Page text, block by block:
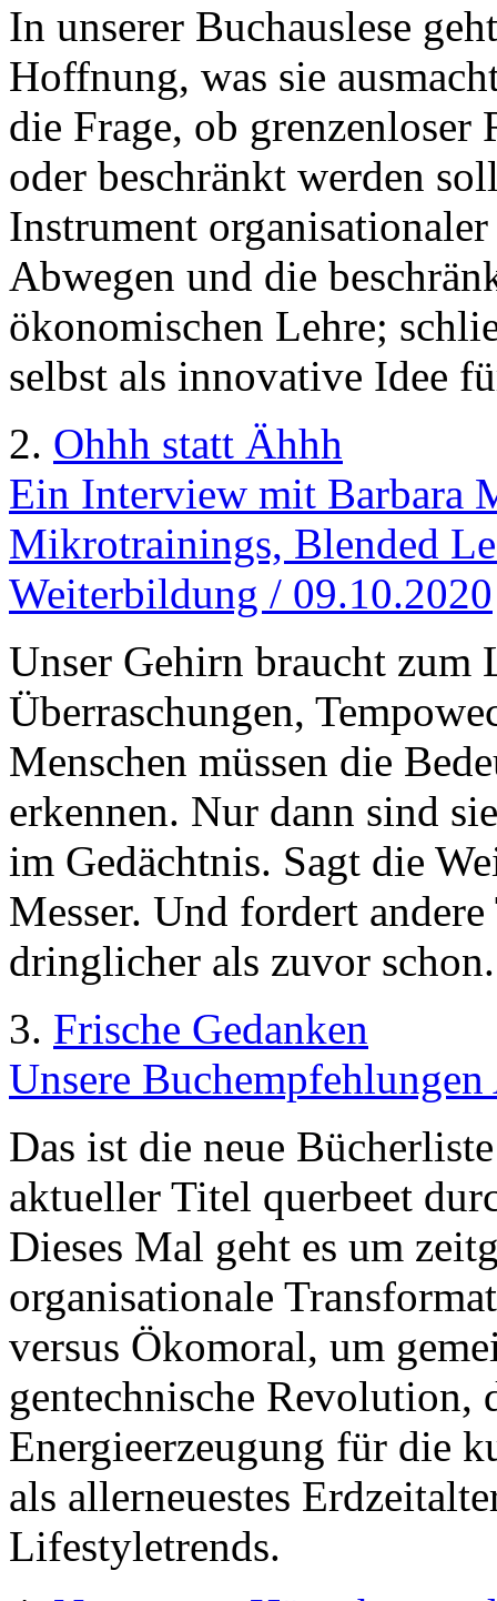
In unserer Buchauslese
Hoffnung, was sie
die Frage, ob
oder beschränkt werden
Instrument
Abwegen und die
ökonomischen Lehre;
selbst als innovative Idee
2. Ohhh statt Ähhh
Ein Interview mit Barbara
Mikrotrainings, Blended
Weiterbildung / 09.10.2020
Unser Gehirn braucht zum
Überraschungen,
Menschen müssen die
erkennen. Nur dann sind
im Gedächtnis. Sagt die
Messer. Und fordert
dringlicher als zuvor schon.
3. Frische Gedanken
Unsere
Das ist die neue
aktueller Titel querbeet
Dieses Mal geht es um
organisationale
versus Ökomoral, um
gentechnische Revolution,
Energieerzeugung für die
als allerneuestes
Lifestyletrends.